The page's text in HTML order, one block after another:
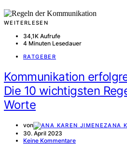
WEITERLESEN
34,1K Aufrufe
4 Minuten Lesedauer
RATGEBER
Kommunikation
Die 10 wichtigsten
Worte
von ANA
30. April 2023
Keine Kommentare